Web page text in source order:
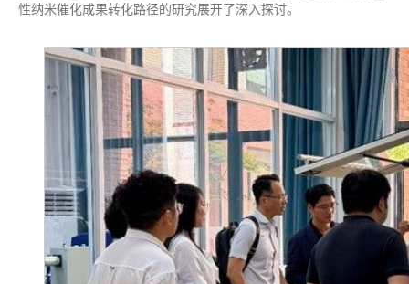
性纳米催化成果转化路径的研究展开了深入探讨。